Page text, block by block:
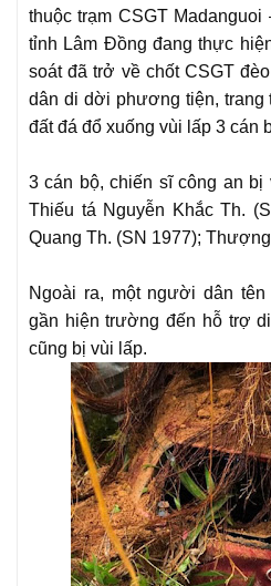
thuộc trạm CSGT
tỉnh Lâm Đồng đang thực
soát đã trở về chốt CSGT
dân di dời phương tiện,
đất đá đổ xuống vùi lấp 3 cán
3 cán bộ, chiến sĩ công an
Thiếu tá Nguyễn Khắc Th.
Quang Th. (SN 1977);
Ngoài ra, một người dân
gần hiện trường đến hỗ trợ
cũng bị vùi lấp.